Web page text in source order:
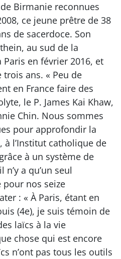
Birmanie reconnues
ce jeune prêtre de 38
de sacerdoce. Son
au sud de la
en février 2016, et
ans. « Peu de
en France faire des
le P. James Kai Khaw,
Chin. Nous sommes
pour approfondir la
l’Institut catholique de
à un système de
a qu’un seul
nos seize
: « À Paris, étant en
(4e), je suis témoin de
laïcs à la vie
chose qui est encore
n’ont pas tous les outils